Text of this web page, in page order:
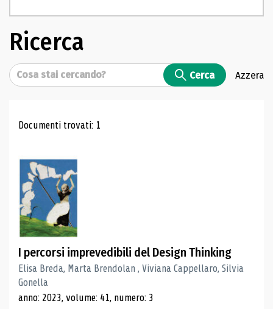
Ricerca
Cerca Cerca Azzera
Risultati di ricerca
Documenti trovati: 1
I percorsi imprevedibili del Design Thinking
Elisa Breda, Marta Brendolan , Viviana Cappellaro, Silvia
Gonella
anno: 2023, volume: 41, numero: 3